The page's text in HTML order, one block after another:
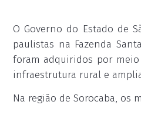
O Governo do Estado de
paulistas na Fazenda
foram adquiridos por meio
infraestrutura rural e
Na região de Sorocaba, os